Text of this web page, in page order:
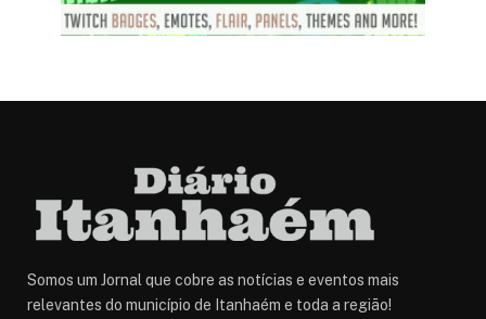
Somos um Jornal que cobre as notícias e eventos mais
relevantes do município de Itanhaém e toda a região!